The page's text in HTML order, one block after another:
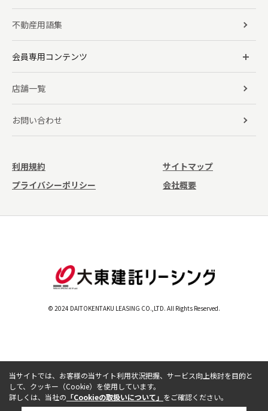
不動産用語集
会員専用コンテンツ
店舗一覧
お問い合わせ
利用規約
サイトマップ
プライバシーポリシー
会社概要
© 2024 DAITOKENTAKU LEASING CO.,LTD. All Rights Reserved.
当サイトでは、お客様の当サイト利用状況把握、サービス向上検討を目的と
して、クッキー（Cookie）を使用しています。
詳しくは、当社の 「Cookieの取扱いについて」 をご確認ください。